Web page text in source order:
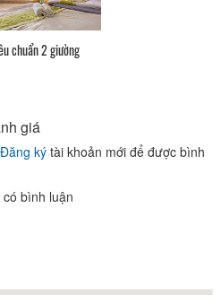
chuẩn 2 giường
giá
Đăng ký tài khoản mới để được bình
bình luận